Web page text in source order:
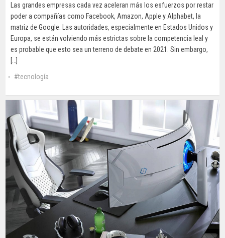
Las grandes empresas cada vez aceleran más los esfuerzos por restar
poder a compañías como Facebook, Amazon, Apple y Alphabet, la
matriz de Google. Las autoridades, especialmente en Estados Unidos y
Europa, se están volviendo más estrictas sobre la competencia leal y
es probable que esto sea un terreno de debate en 2021. Sin embargo,
[…]
tecnología